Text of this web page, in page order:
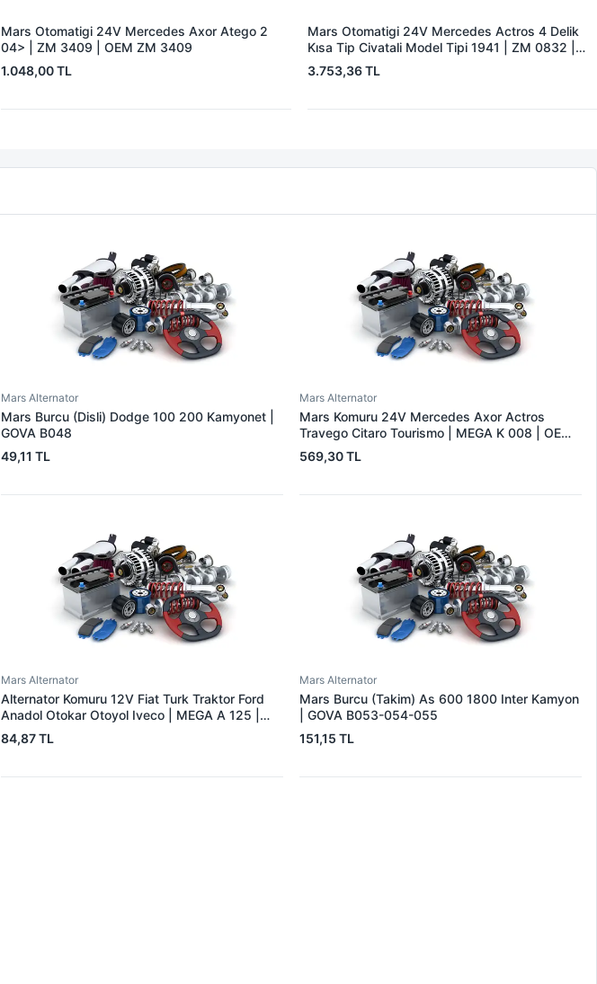
Mars Otomatigi 24V Mercedes Axor Atego 2
04> | ZM 3409 | OEM ZM 3409
1.048,00 TL
Mars Otomatigi 24V Mercedes Actros 4 Delik
Kısa Tip Civatali Model Tipi 1941 | ZM 0832 |
OEM ZM 0832
3.753,36 TL
Mars Alternator
Mars Burcu (Disli) Dodge 100 200 Kamyonet |
GOVA B048
49,11 TL
Mars Alternator
Mars Komuru 24V Mercedes Axor Actros
Travego Citaro Tourismo | MEGA K 008 | OEM
K-008
569,30 TL
Mars Alternator
Alternator Komuru 12V Fiat Turk Traktor Ford
Anadol Otokar Otoyol Iveco | MEGA A 125 |
OEM A125
84,87 TL
Mars Alternator
Mars Burcu (Takim) As 600 1800 Inter Kamyon
| GOVA B053-054-055
151,15 TL